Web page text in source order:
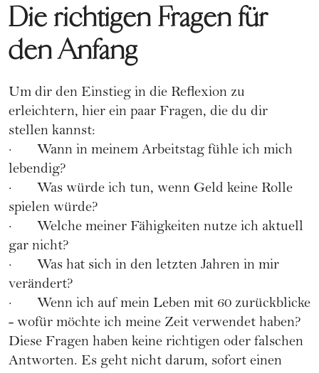
Die richtigen Fragen für
den Anfang
Um dir den Einstieg in die Reflexion zu
erleichtern, hier ein paar Fragen, die du dir
stellen kannst:
· Wann in meinem Arbeitstag fühle ich mich
lebendig?
· Was würde ich tun, wenn Geld keine Rolle
spielen würde?
· Welche meiner Fähigkeiten nutze ich aktuell
gar nicht?
· Was hat sich in den letzten Jahren in mir
verändert?
· Wenn ich auf mein Leben mit 60 zurückblicke
- wofür möchte ich meine Zeit verwendet haben?
Diese Fragen haben keine richtigen oder falschen
Antworten. Es geht nicht darum, sofort einen